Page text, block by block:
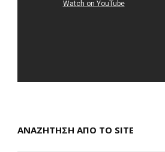
ΑΝΑΖΗΤΗΣΗ ΑΠΟ ΤΟ SITE